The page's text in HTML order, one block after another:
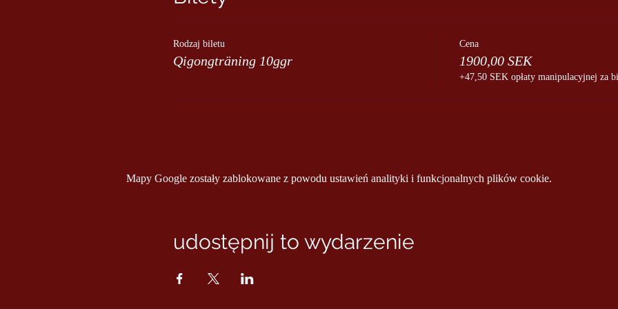
Rodzaj biletu
Qigongträning 10ggr
Cena
1900,00 SEK
+47,50 SEK opłaty manipulacyjnej za
Mapy Google zostały zablokowane z powodu ustawień analityki i funkcjonalnych plików cookie.
udostępnij to wydarzenie